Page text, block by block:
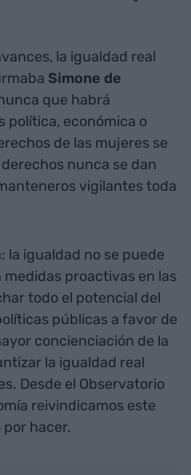
la igualdad real
Simone de
que habrá
política, económica o
de las mujeres se
nunca se dan
vigilantes toda
la igualdad no se puede
proactivas en las
todo el potencial del
públicas a favor de
concienciación de la
la igualdad real
Desde el Observatorio
reivindicamos este
hacer.